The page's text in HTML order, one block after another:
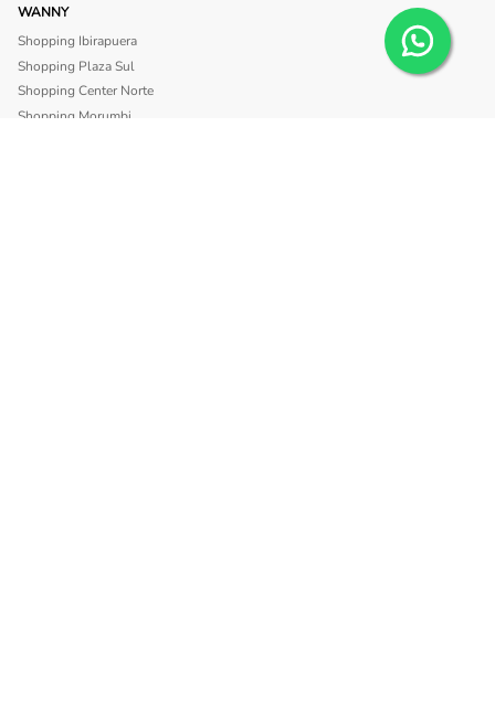
WANNY
Shopping Ibirapuera
Shopping Plaza Sul
Shopping Center Norte
Shopping Morumbi